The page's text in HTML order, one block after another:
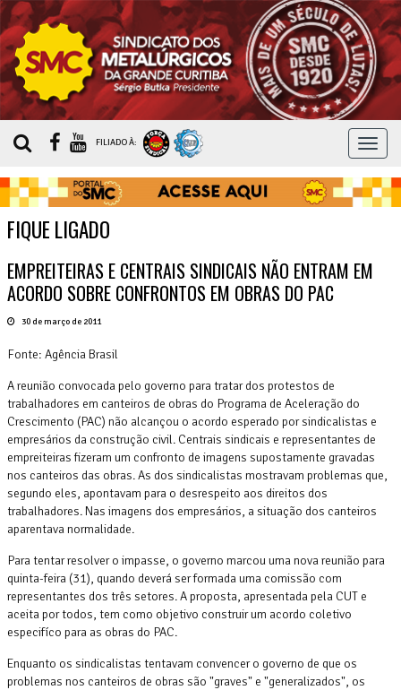
MENU
FILIADO À:
FIQUE LIGADO
EMPREITEIRAS E CENTRAIS SINDICAIS NÃO ENTRAM EM
ACORDO SOBRE CONFRONTOS EM OBRAS DO PAC
30 de março de 2011
Fonte: Agência Brasil
A reunião convocada pelo governo para tratar dos protestos de
trabalhadores em canteiros de obras do Programa de Aceleração do
Crescimento (PAC) não alcançou o acordo esperado por sindicalistas e
empresários da construção civil. Centrais sindicais e representantes de
empreiteiras fizeram um confronto de imagens supostamente gravadas
nos canteiros das obras. As dos sindicalistas mostravam problemas que,
segundo eles, apontavam para o desrespeito aos direitos dos
trabalhadores. Nas imagens dos empresários, a situação dos canteiros
aparentava normalidade.
Para tentar resolver o impasse, o governo marcou uma nova reunião para
quinta-feira (31), quando deverá ser formada uma comissão com
representantes dos três setores. A proposta, apresentada pela CUT e
aceita por todos, tem como objetivo construir um acordo coletivo
especifíco para as obras do PAC.
Enquanto os sindicalistas tentavam convencer o governo de que os
problemas nos canteiros de obras são "graves" e "generalizados", os